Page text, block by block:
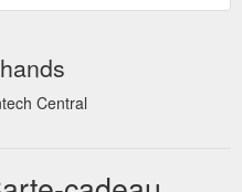
Central